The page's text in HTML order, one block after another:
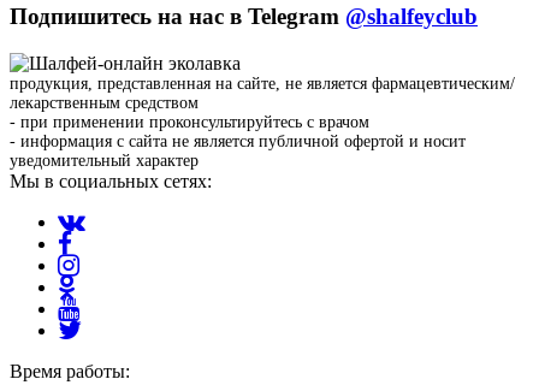
Подпишитесь на нас в Telegram @shalfeyclub
продукция, представленная на сайте, не является фармацевтическим/
лекарственным средством
- при применении проконсультируйтесь с врачом
- информация с сайта не является публичной офертой и носит
уведомительный характер
Мы в социальных сетях:
Время работы: